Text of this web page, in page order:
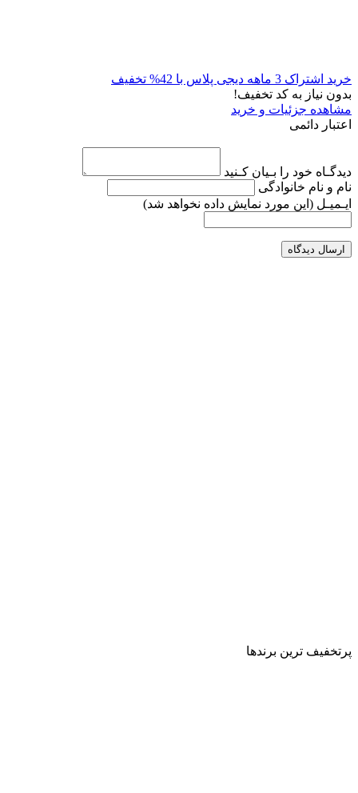
خرید اشتراک 3 ماهه دیجی پلاس با 42% تخفیف
بدون نیاز به کد تخفیف!
مشاهده جزئیات و خرید
اعتبار دائمی
دیدگـاه خود را بـیان کـنید
نام و نام خانوادگی
ایـمیـل (این مورد نمایش داده نخواهد شد)
ارسال دیدگاه
پرتخفیف ترین برندها